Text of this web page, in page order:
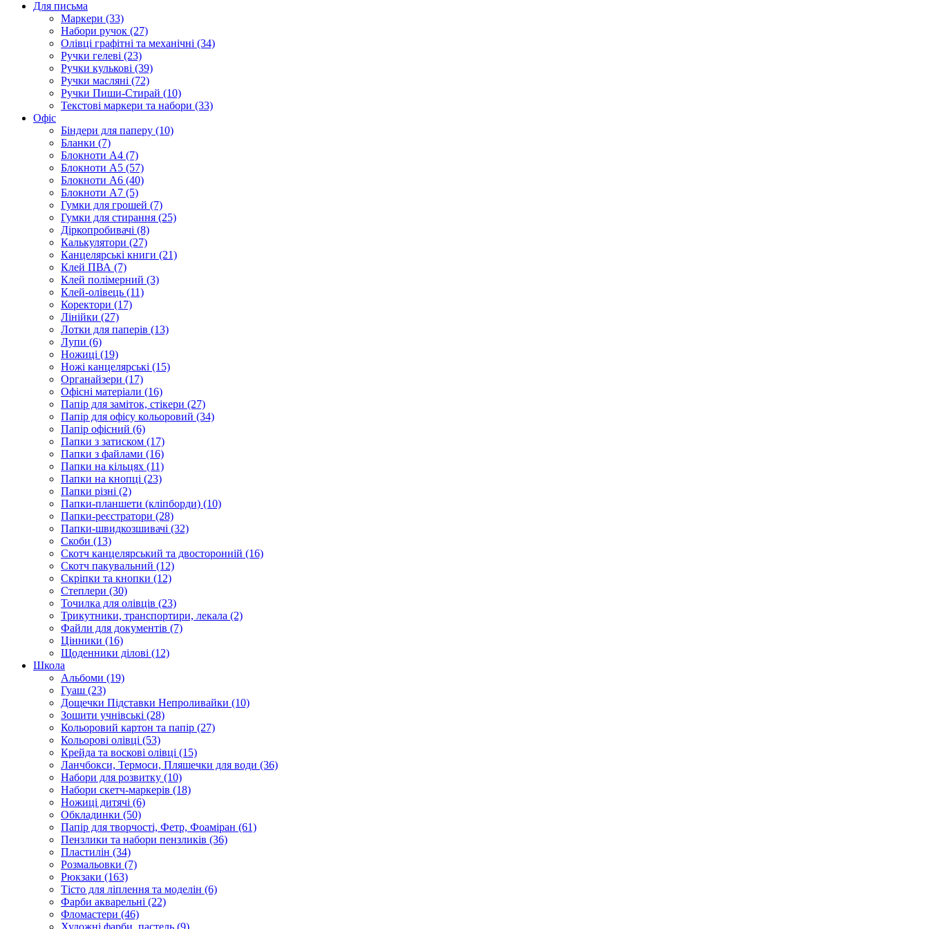
Для письма
Маркери (33)
Набори ручок (27)
Олівці графітні та механічні (34)
Ручки гелеві (23)
Ручки кулькові (39)
Ручки масляні (72)
Ручки Пиши-Стирай (10)
Текстові маркери та набори (33)
Офіс
Біндери для паперу (10)
Бланки (7)
Блокноти А4 (7)
Блокноти А5 (57)
Блокноти А6 (40)
Блокноти А7 (5)
Гумки для грошей (7)
Гумки для стирання (25)
Діркопробивачі (8)
Калькулятори (27)
Канцелярські книги (21)
Клей ПВА (7)
Клей полімерний (3)
Клей-олівець (11)
Коректори (17)
Лінійки (27)
Лотки для паперів (13)
Лупи (6)
Ножиці (19)
Ножі канцелярські (15)
Органайзери (17)
Офісні матеріали (16)
Папір для заміток, стікери (27)
Папір для офісу кольоровий (34)
Папір офісний (6)
Папки з затиском (17)
Папки з файлами (16)
Папки на кільцях (11)
Папки на кнопці (23)
Папки різні (2)
Папки-планшети (кліпборди) (10)
Папки-реєстратори (28)
Папки-швидкозшивачі (32)
Скоби (13)
Скотч канцелярський та двосторонній (16)
Скотч пакувальний (12)
Скріпки та кнопки (12)
Степлери (30)
Точилка для олівців (23)
Трикутники, транспортири, лекала (2)
Файли для документів (7)
Цінники (16)
Щоденники ділові (12)
Школа
Альбоми (19)
Гуаш (23)
Дощечки Підставки Непроливайки (10)
Зошити учнівські (28)
Кольоровий картон та папір (27)
Кольорові олівці (53)
Крейда та воскові олівці (15)
Ланчбокси, Термоси, Пляшечки для води (36)
Набори для розвитку (10)
Набори скетч-маркерів (18)
Ножиці дитячі (6)
Обкладинки (50)
Папір для творчості, Фетр, Фоаміран (61)
Пензлики та набори пензликів (36)
Пластилін (34)
Розмальовки (7)
Рюкзаки (163)
Тісто для ліплення та моделін (6)
Фарби акварельні (22)
Фломастери (46)